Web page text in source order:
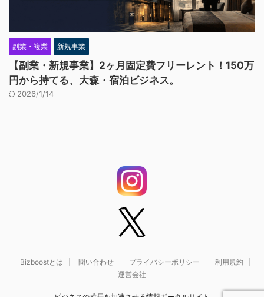
副業・複業 新規事業
【副業・新規事業】2ヶ月固定費フリーレント！150万
円から持てる、大森・宿泊ビジネス。
2026/1/14
Bizboostとは 問い合わせ プライバシーポリシー
利用規約
運営会社